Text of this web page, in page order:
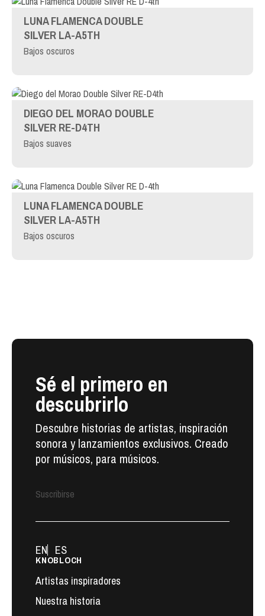
LUNA FLAMENCA DOUBLE
SILVER LA-A5TH
Bajos oscuros
DIEGO DEL MORAO DOUBLE
SILVER RE-D4TH
Bajos suaves
LUNA FLAMENCA DOUBLE
SILVER LA-A5TH
Bajos oscuros
Sé el primero en
descubrirlo
Descubre historias de artistas, inspiración
sonora y lanzamientos exclusivos. Creado
por músicos, para músicos.
Suscribirse
KNOBLOCH
Artistas inspiradores
Nuestra historia
EN ES